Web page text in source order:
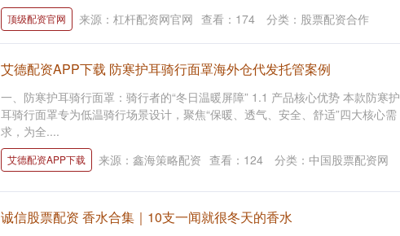
顶级配资官网 来源：杠杆配资网官网 查看： 174 分类： 股票配资合作
艾德配资APP下载 防寒护耳骑行面罩海外仓代发托管案例
一、防寒护耳骑行面罩：骑行者的“冬日温暖屏障” 1.1 产品核心优势 本款防寒护
耳骑行面罩专为低温骑行场景设计，聚焦“保暖、透气、安全、舒适”四大核心需
求，为全....
艾德配资APP下载 来源：鑫海策略配资 查看： 124 分类： 中国股票配资网
诚信股票配资 香水合集｜10支一闻就很冬天的香水